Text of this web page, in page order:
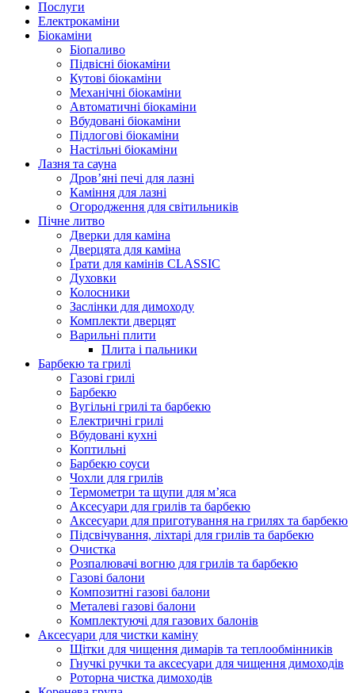
Послуги
Електрокаміни
Біокаміни
Біопаливо
Підвісні біокаміни
Кутові біокаміни
Механічні біокаміни
Автоматичні біокаміни
Вбудовані біокаміни
Підлогові біокаміни
Настільні біокаміни
Лазня та сауна
Дров’яні печі для лазні
Каміння для лазні
Огородження для світильників
Пічне литво
Дверки для каміна
Дверцята для каміна
Ґрати для камінів CLASSIC
Духовки
Колосники
Заслінки для димоходу
Комплекти дверцят
Варильні плити
Плита і пальники
Барбекю та грилі
Газові грилі
Барбекю
Вугільні грилі та барбекю
Електричні грилі
Вбудовані кухні
Коптильні
Барбекю соуси
Чохли для грилів
Термометри та щупи для м’яса
Аксесуари для грилів та барбекю
Аксесуари для приготування на грилях та барбекю
Підсвічування, ліхтарі для грилів та барбекю
Очистка
Розпалювачі вогню для грилів та барбекю
Газові балони
Композитні газові балони
Металеві газові балони
Комплектуючі для газових балонів
Аксесуари для чистки каміну
Щітки для чищення димарів та теплообмінників
Гнучкі ручки та аксесуари для чищення димоходів
Роторна чистка димоходів